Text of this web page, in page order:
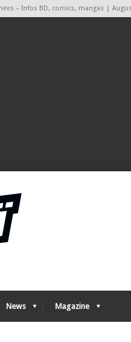
– Infos BD, comics, mangas |
News Magazine